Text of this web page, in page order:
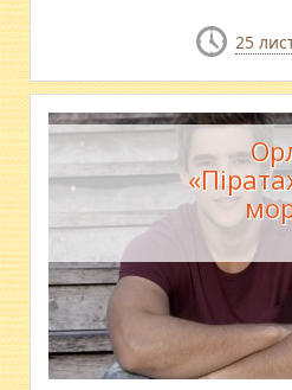
25